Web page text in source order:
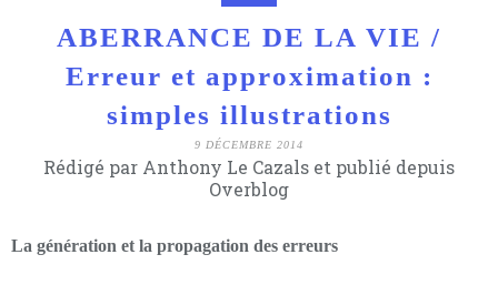
ABERRANCE DE LA VIE /
Erreur et approximation :
simples illustrations
9 DÉCEMBRE 2014
Rédigé par Anthony Le Cazals et publié depuis
Overblog
La génération et la propagation des erreurs